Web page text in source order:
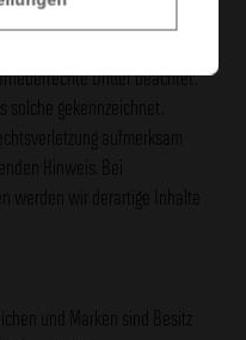
nicht kommerziellen
Dritter beachtet.
gekennzeichnet.
aufmerksam
Hinweis. Bei
werden wir derartige Inhalte
und Marken sind Besitz